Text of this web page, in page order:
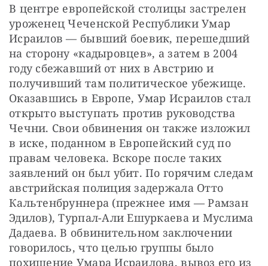
В центре европейской столицы застрелен
уроженец Чеченской Республики Умар
Исраилов — бывший боевик, перешедший
на сторону «кадыровцев», а затем в 2004
году сбежавший от них в Австрию и
получивший там политическое убежище.
Оказавшись в Европе, Умар Исраилов стал
открыто выступать против руководства
Чечни. Свои обвинения он также изложил
в иске, поданном в Европейский суд по
правам человека. Вскоре после таких
заявлений он был убит. По горячим следам
австрийская полиция задержала Отто
Кальтенбруннера (прежнее имя — Рамзан
Эдилов), Турпал-Али Ешуркаева и Муслима
Дадаева. В обвинительном заключении
говорилось, что целью группы было
похищение Умара Исраилова, вывоз его из